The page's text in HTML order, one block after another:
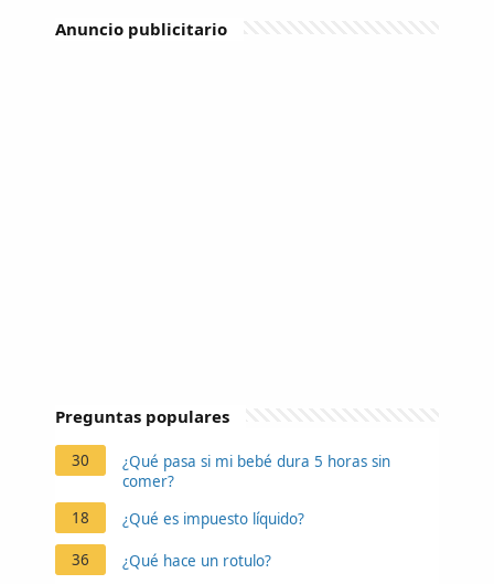
Anuncio publicitario
Preguntas populares
30
¿Qué pasa si mi bebé dura 5 horas sin
comer?
18
¿Qué es impuesto líquido?
36 ¿Qué hace un rotulo?